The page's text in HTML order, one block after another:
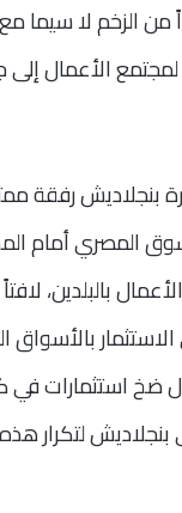
من الزخم لا سيما
الأعمال
بنجلاديش
المصري أمام
بالبلدين،
بالأسواق
استثمارات في
لتكرار